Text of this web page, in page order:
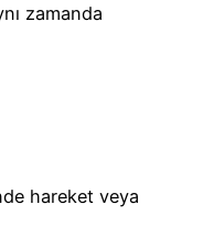
zamanda
hareket veya